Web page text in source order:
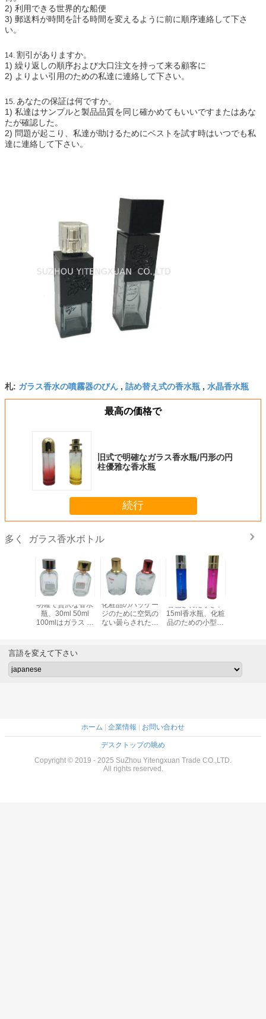
2) 利用できる世界的な船便
3) 郵送料が時間を計る時間を変えるように前に順序連絡して下さ
い。
14. 割引がありますか。
1) 繰り返しの順序および大口注文を持って来る顧客に
2) よりよい引用のための私達に連絡して下さい。
15. あなたの保証は何ですか。
1) 私達はサンプルと製品品質を同じ確かめてもいいですまたはあな
たが確認した。
2) 問題が起こり、私達が助けるためにベストを試す時はいつでも私
達に連絡して下さい。
札: ガラス香水の噴霧器のびん , 詰め替え式の香水瓶 , 水晶香水瓶
最高の価格で
旧式で明確なガラス香水瓶/円形の円
柱優雅な香水瓶
続行
多く ガラス香水ボトル
明確で贅沢な香水
瓶、30ml 50ml
100mlはガラス ス
化粧品のパッケー
ジのために空気の
ない曇らされたガ
着色された小さい
15ml香水瓶、化粧
品のための小型ポ
言語を変えて下さい
ホーム 企業情報 お問い合わせ
デスクトップの眺め
Copyright © 2019 - 2025 SuZhou Yitengxuan Trade CO.,LTD.
All rights reserved.